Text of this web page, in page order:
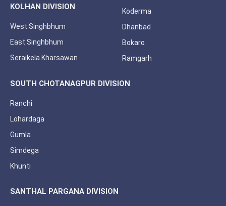
KOLHAN DIVISION
West Singhbhum
East Singhbhum
Seraikela Kharsawan
Koderma
Dhanbad
Bokaro
Ramgarh
SOUTH CHOTANAGPUR DIVISION
Ranchi
Lohardaga
Gumla
Simdega
Khunti
SANTHAL PARGANA DIVISION